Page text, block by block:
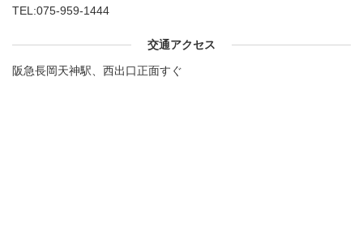
TEL:075-959-1444
交通アクセス
阪急長岡天神駅、西出口正面すぐ